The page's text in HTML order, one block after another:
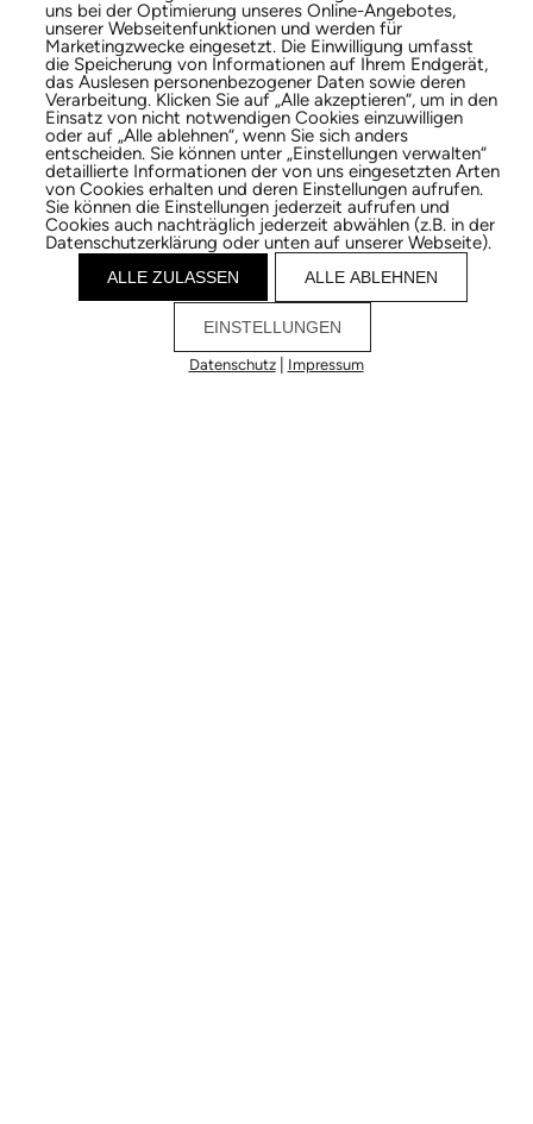
uns bei der Optimierung unseres Online-Angebotes,
unserer Webseitenfunktionen und werden für
Marketingzwecke eingesetzt. Die Einwilligung umfasst
die Speicherung von Informationen auf Ihrem Endgerät,
das Auslesen personenbezogener Daten sowie deren
Verarbeitung. Klicken Sie auf „Alle akzeptieren“, um in den
Einsatz von nicht notwendigen Cookies einzuwilligen
oder auf „Alle ablehnen“, wenn Sie sich anders
entscheiden. Sie können unter „Einstellungen verwalten“
detaillierte Informationen der von uns eingesetzten Arten
von Cookies erhalten und deren Einstellungen aufrufen.
Sie können die Einstellungen jederzeit aufrufen und
Cookies auch nachträglich jederzeit abwählen (z.B. in der
Datenschutzerklärung oder unten auf unserer Webseite).
ALLE ZULASSEN ALLE ABLEHNEN
EINSTELLUNGEN
Datenschutz| Impressum